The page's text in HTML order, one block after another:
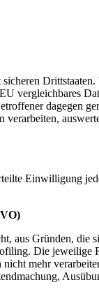
vergleichbares
dagegen
Einwilligung
Gründen, die
Die jeweilige
mehr